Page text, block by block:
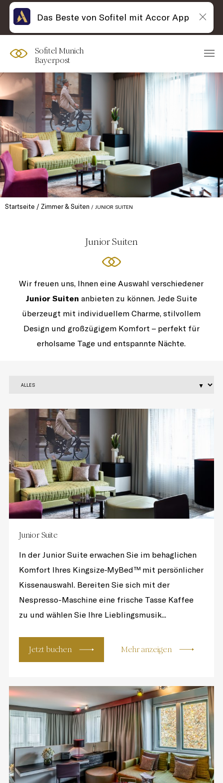
Sofitel Munich
Bayerpost
Startseite Zimmer & Suiten JUNIOR SUITEN
Junior Suiten
Wir freuen uns, Ihnen eine Auswahl verschiedener
Junior Suiten anbieten zu können. Jede Suite
überzeugt mit individuellem Charme, stilvollem
Design und großzügigem Komfort – perfekt für
erholsame Tage und entspannte Nächte.
Junior Suite
In der Junior Suite erwachen Sie im behaglichen
Komfort Ihres Kingsize‐MyBed™ mit persönlicher
Kissenauswahl. Bereiten Sie sich mit der
Nespresso-Maschine eine frische Tasse Kaffee
zu und wählen Sie Ihre Lieblingsmusik...
Jetzt buchen Mehr anzeigen
Das Beste von Sofitel mit Accor App